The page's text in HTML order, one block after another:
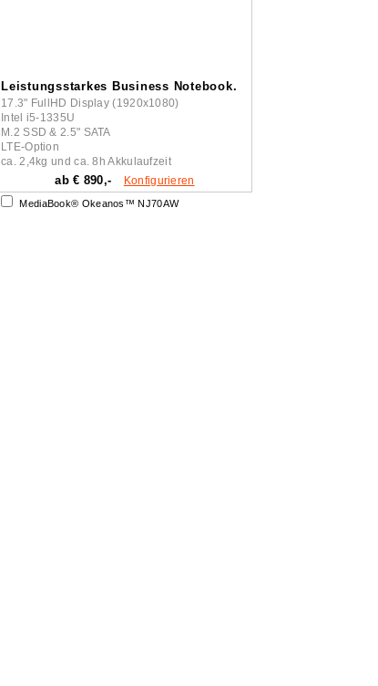
Leistungsstarkes Business Notebook.
17.3" FullHD Display (1920x1080)
Intel i5-1335U
M.2 SSD & 2.5" SATA
LTE-Option
ca. 2,4kg und ca. 8h Akkulaufzeit
ab € 890,- Konfigurieren
MediaBook® Okeanos™ NJ70AW